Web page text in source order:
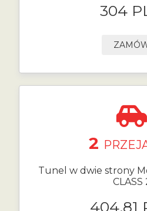
304
2
Tunel w dwie strony
CLASS
404.81